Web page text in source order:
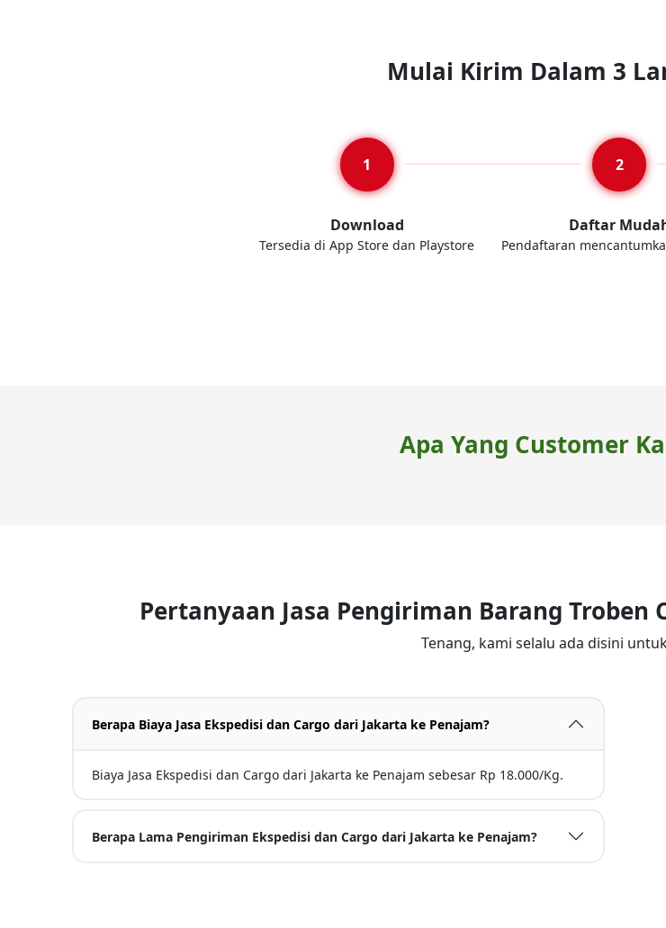
Mulai Kirim Dalam 3
Download
Tersedia di App Store dan Playstore
Daftar
Pendaftaran
Apa Yang Customer
Pertanyaan Jasa Pengiriman Barang Troben
Tenang, kami selalu ada disini
Berapa Biaya Jasa Ekspedisi dan Cargo dari Jakarta ke Penajam?
Biaya Jasa Ekspedisi dan Cargo dari Jakarta ke Penajam sebesar Rp 18.000/Kg.
Berapa Lama Pengiriman Ekspedisi dan Cargo dari Jakarta ke Penajam?